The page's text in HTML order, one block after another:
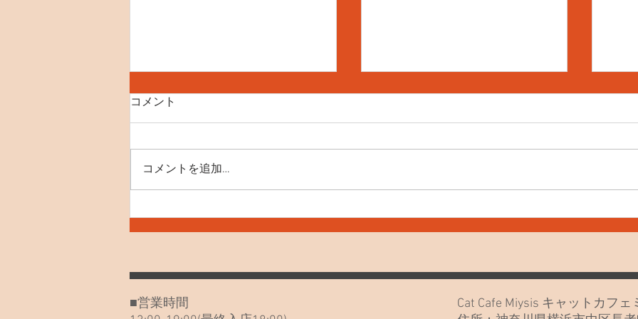
7月30日(木) お知らせや最近
のねこたち
7月20日(月)久しぶりでごめん
なさい🙏
コメント
コメントを追加…
■営業時間
Cat Cafe Miysis キャットカフ